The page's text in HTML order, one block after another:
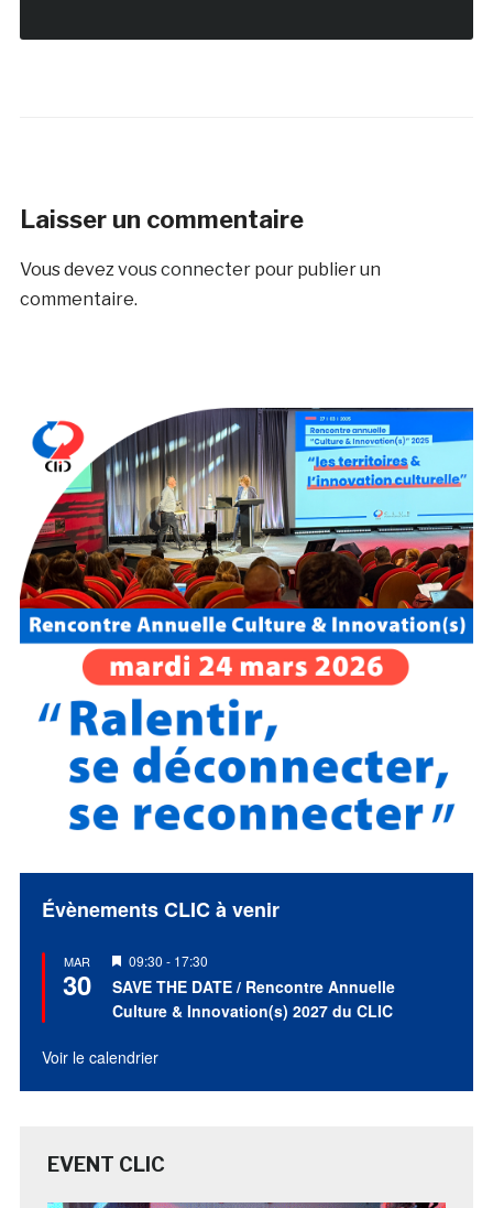
Laisser un commentaire
Vous devez vous connecterpour publier un
commentaire.
Évènements CLIC à venir
MAR
30
Mis
en
avant
09:30 - 17:30
SAVE THE DATE / Rencontre Annuelle
Culture & Innovation(s) 2027 du CLIC
Voir le calendrier
EVENT CLIC